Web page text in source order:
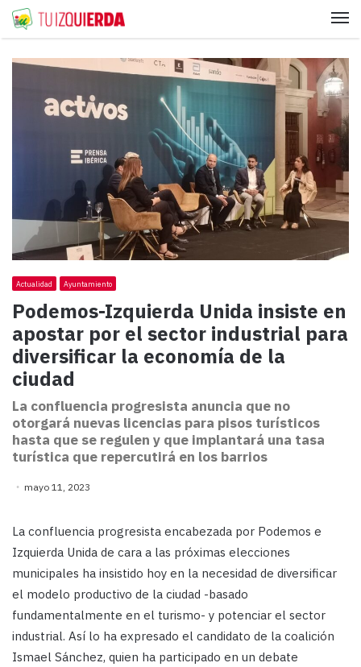
Actualidad Ayuntamiento
Podemos-Izquierda Unida insiste en
apostar por el sector industrial para
diversificar la economía de la
ciudad
La confluencia progresista anuncia que no
otorgará nuevas licencias para pisos turísticos
hasta que se regulen y que implantará una tasa
turística que repercutirá en los barrios
mayo 11, 2023
La confluencia progresista encabezada por Podemos e
Izquierda Unida de cara a las próximas elecciones
municipales ha insistido hoy en la necesidad de diversificar
el modelo productivo de la ciudad -basado
fundamentalmente en el turismo- y potenciar el sector
industrial. Así lo ha expresado el candidato de la coalición
Ismael Sánchez, quien ha participado en un debate